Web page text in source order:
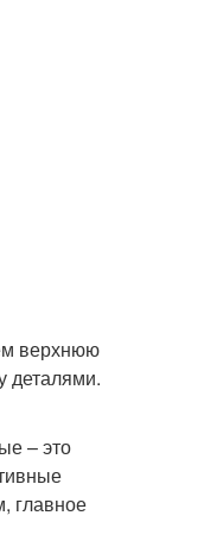
верхнюю
деталями.
– это
главное